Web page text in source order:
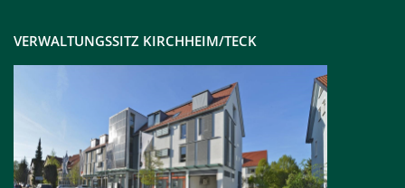
VERWALTUNGSSITZ KIRCHHEIM/TECK